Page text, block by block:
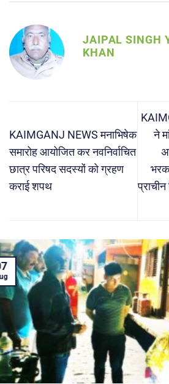
JAIPAL SINGH
KHAN
KAIMGANJ NEWS मनाभिषेक
समारोह आयोजित कर नवनिर्वाचित
छात्र परिषद सदस्यों को ग्रहण
कराई शपथ
ने
05
Aug